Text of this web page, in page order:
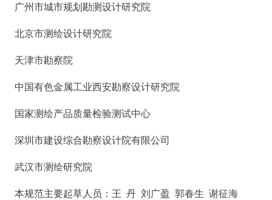
广州市城市规划勘测设计研究院
北京市测绘设计研究院
天津市勘察院
中国有色金属工业西安勘察设计研究院
国家测绘产品质量检验测试中心
深圳市建设综合勘察设计院有限公司
武汉市测绘研究院
本规范主要起草人员：王 丹 刘广盈 郭春生 谢征海